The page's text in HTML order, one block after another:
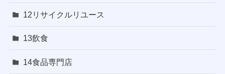
12リサイクルリユース
13飲食
14食品専門店